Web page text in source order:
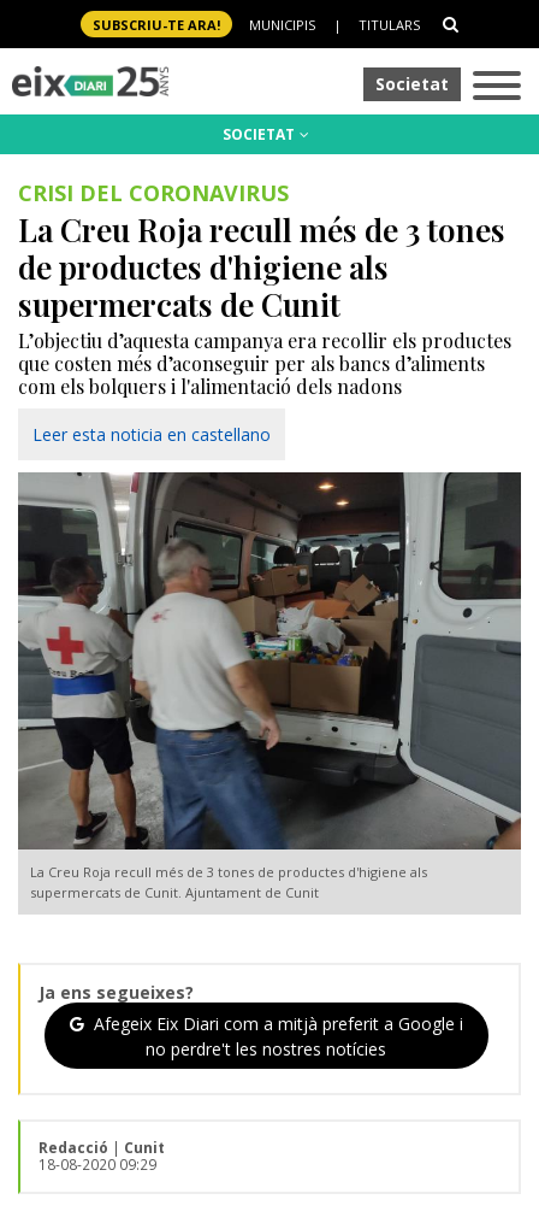
SUBSCRIU-TE ARA! MUNICIPIS | TITULARS
Societat
SOCIETAT
CRISI DEL CORONAVIRUS
La Creu Roja recull més de 3 tones
de productes d'higiene als
supermercats de Cunit
L’objectiu d’aquesta campanya era recollir els productes
que costen més d’aconseguir per als bancs d’aliments
com els bolquers i l'alimentació dels nadons
Leer esta noticia en castellano
La Creu Roja recull més de 3 tones de productes d'higiene als
supermercats de Cunit. Ajuntament de Cunit
Ja ens segueixes?
Afegeix Eix Diari com a mitjà preferit a Google i
no perdre't les nostres notícies
Redacció | Cunit
18-08-2020 09:29